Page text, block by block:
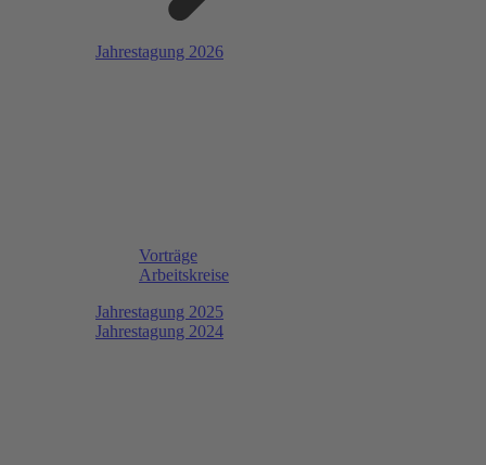
Jahrestagung 2026
Vorträge
Arbeitskreise
Jahrestagung 2025
Jahrestagung 2024